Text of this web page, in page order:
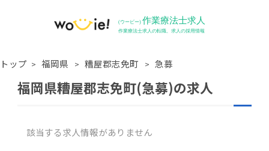
トップ 福岡県 糟屋郡志免町 急募
福岡県糟屋郡志免町(急募)の求人
該当する求人情報がありません